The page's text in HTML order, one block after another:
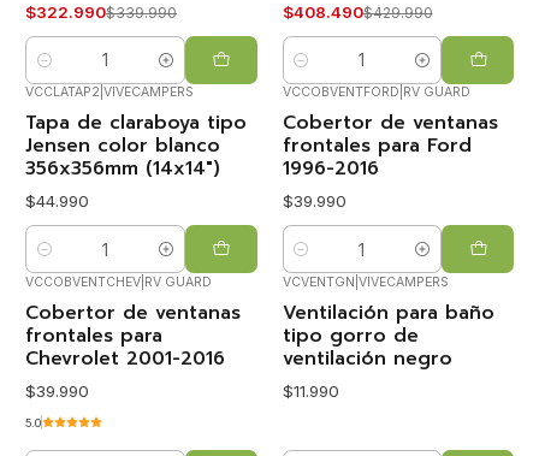
$322.990$339.990
Cantidad
$408.490$429.990
Cantidad
VCCLATAP2 VIVECAMPERS
Tapa de claraboya tipo
Jensen color blanco
356x356mm (14x14")
$44.990
Cantidad
VCCOBVENTFORD RV GUARD
Cobertor de ventanas
frontales para Ford
1996-2016
$39.990
Cantidad
VCCOBVENTCHEV RV GUARD
Cobertor de ventanas
frontales para
Chevrolet 2001-2016
$39.990
5.0
VCVENTGN VIVECAMPERS
Ventilación para baño
tipo gorro de
ventilación negro
$11.990